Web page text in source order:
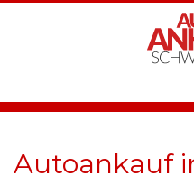
Autoankauf